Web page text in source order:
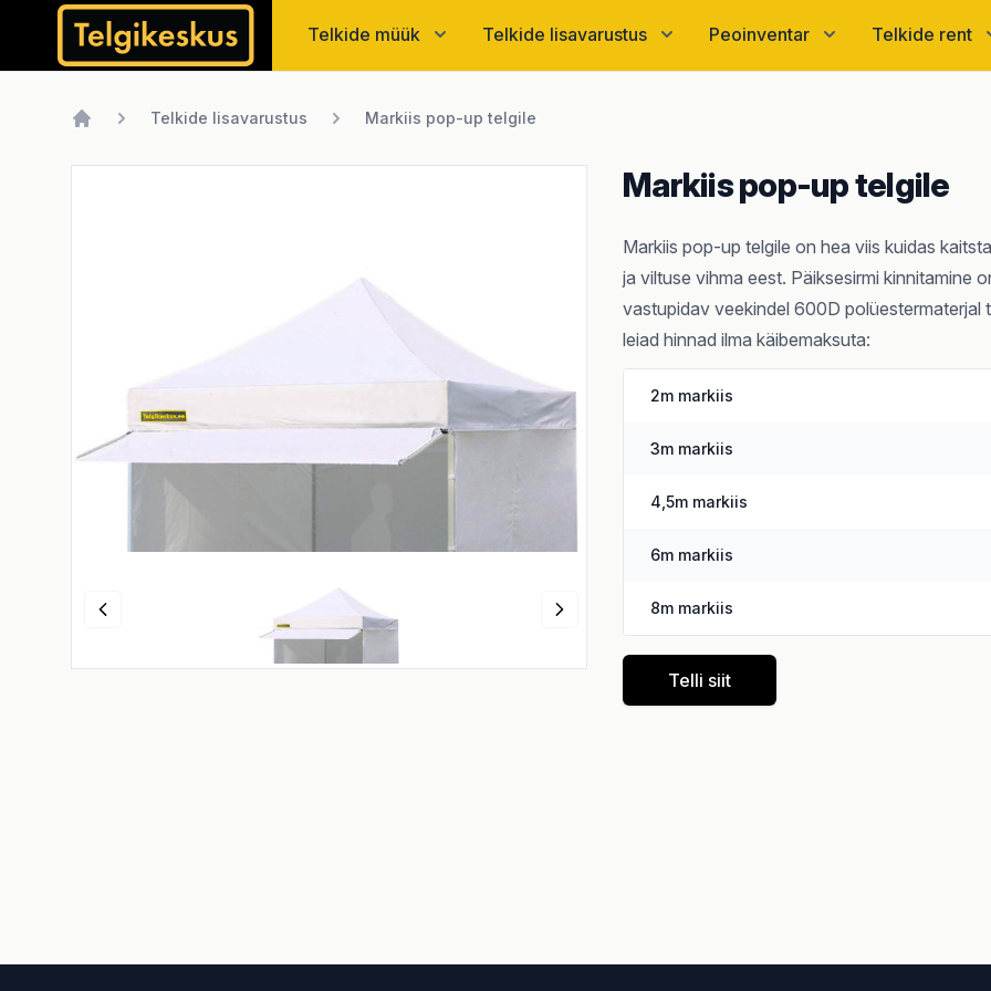
Telgikeskus
Telkide müük
Telkide lisavarustus Peoinventar Telkide rent
Telkide lisavarustus Markiis pop-up telgile
Markiis pop-up telgile
Markiis pop-up telgile on hea viis kuidas
ja viltuse vihma eest. Päiksesirmi kinnitamine
vastupidav veekindel 600D
leiad hinnad ilma käibemaksuta:
2m markiis
3m markiis
4,5m markiis
6m markiis
8m markiis
Telli siit